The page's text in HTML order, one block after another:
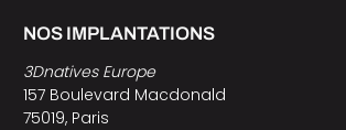
NOS IMPLANTATIONS
3Dnatives Europe
157 Boulevard Macdonald
75019, Paris